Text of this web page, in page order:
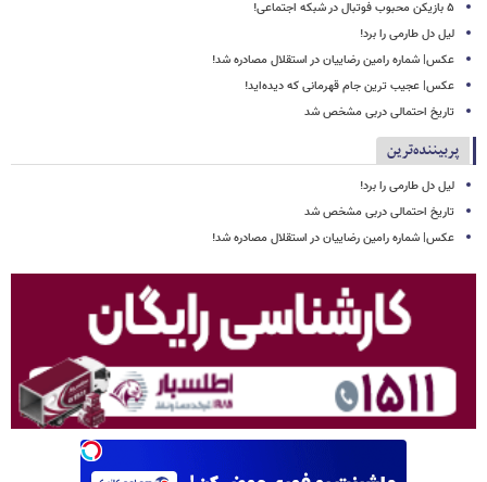
۵ بازیکن محبوب فوتبال در شبکه اجتماعی!
لیل دل طارمی را برد!
عکس| شماره رامین رضاییان در استقلال مصادره شد!
عکس| عجیب ترین جام قهرمانی که دیده‌اید!
تاریخ احتمالی دربی مشخص شد
پربیننده‌ترین
لیل دل طارمی را برد!
تاریخ احتمالی دربی مشخص شد
عکس| شماره رامین رضاییان در استقلال مصادره شد!